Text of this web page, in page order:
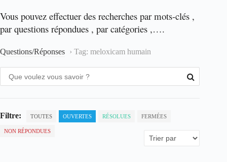
Vous pouvez effectuer des recherches par mots-clés ,
par questions répondues , par catégories ,….
Questions/Réponses › Tag: meloxicam humain
Filtre: TOUTES OUVERTES RÉSOLUES FERMÉES
NON RÉPONDUES